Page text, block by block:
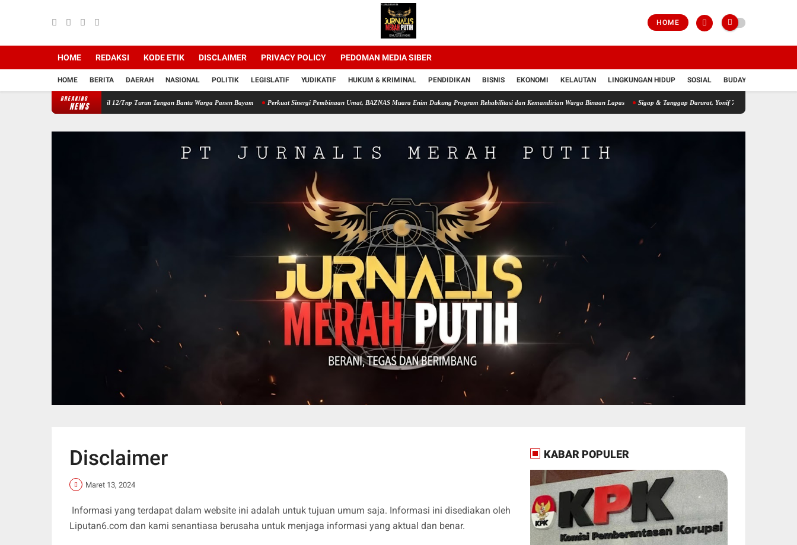
HOME
HOME REDAKSI KODE ETIK DISCLAIMER PRIVACY POLICY PEDOMAN MEDIA SIBER
HOME BERITA DAERAH NASIONAL POLITIK LEGISLATIF YUDIKATIF HUKUM & KRIMINAL PENDIDIKAN BISNIS EKONOMI KELAUTAN LINGKUNGAN HIDUP SOSIAL BUDAYA
BREAKING
NEWS
Wilayah, Babinsa Koramil 12/Tnp Turun Tangan Bantu Warga Panen Bayam Perkuat Sinergi Pembinaan Umat, BAZNAS Muara Enim Dukung Program Rehabilitasi dan Kemandirian Warga Binaan Lapas Sigap & Tanggap Darurat, Yonif 751/VJS Bantu Penanganan
Disclaimer
Maret 13, 2024
Informasi yang terdapat dalam website ini adalah untuk tujuan umum saja. Informasi ini disediakan oleh
Liputan6.com dan kami senantiasa berusaha untuk menjaga informasi yang aktual dan benar.
KABAR POPULER